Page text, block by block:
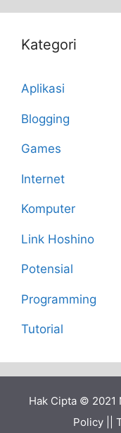
Kategori
Aplikasi
Blogging
Games
Internet
Komputer
Link Hoshino
Potensial
Programming
Tutorial
Hak Cipta © 2021
Policy